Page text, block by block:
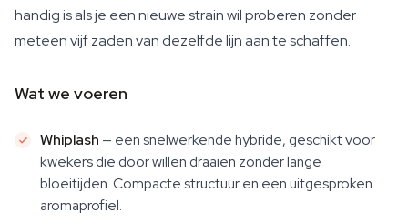
handig is als je een nieuwe strain wil proberen zonder
meteen vijf zaden van dezelfde lijn aan te schaffen.
Wat we voeren
Whiplash — een snelwerkende hybride, geschikt voor
kwekers die door willen draaien zonder lange
bloeitijden. Compacte structuur en een uitgesproken
aromaprofiel.